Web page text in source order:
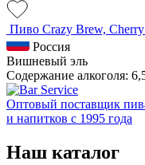
Пиво Crazy Brew,
Россия
Вишневый эль
Содержание алкоголя:
Оптовый поставщик
и напитков с 1995 года
Наш каталог